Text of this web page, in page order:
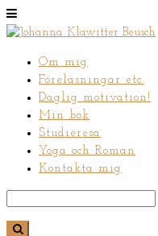
Om mig
Föreläsningar etc.
Daglig motivation!
Min bok
Studieresa
Yoga och Roman
Kontakta mig